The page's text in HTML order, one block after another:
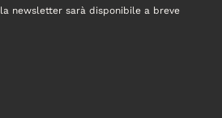
newsletter sarà disponibile a breve